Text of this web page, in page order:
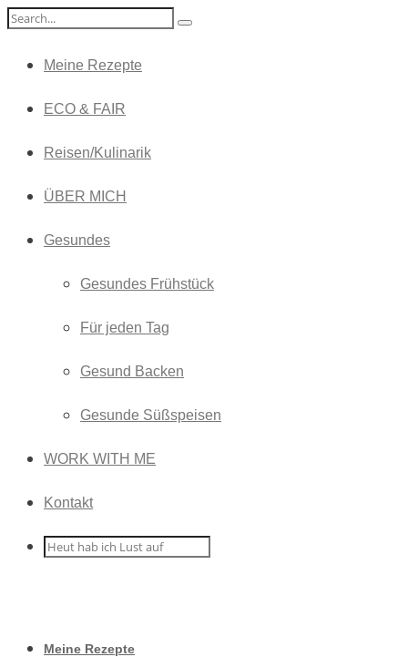
Meine Rezepte
ECO & FAIR
Reisen/Kulinarik
ÜBER MICH
Gesundes
Gesundes Frühstück
Für jeden Tag
Gesund Backen
Gesunde Süßspeisen
WORK WITH ME
Kontakt
Meine Rezepte